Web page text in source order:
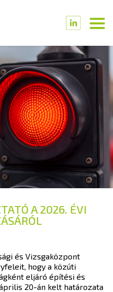
A 2026. ÉVI
és Vizsgaközpont
hogy a közúti
eljáró építési és
20-án kelt határozata